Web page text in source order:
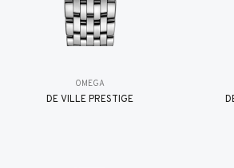
OMEGA
DE VILLE PRESTIGE